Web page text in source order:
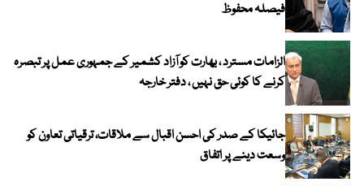
فیصلہ محفوظ
الزامات مسترد ، بھارت کو آزاد کشمیر کے جمہوری عمل پر تبصرہ
کرنے کا کوئی حق نہیں ، دفتر خارجہ
جائیکا کے صدر کی احسن اقبال سے ملاقات، ترقیاتی تعاون کو
وسعت دینے پر اتفاق